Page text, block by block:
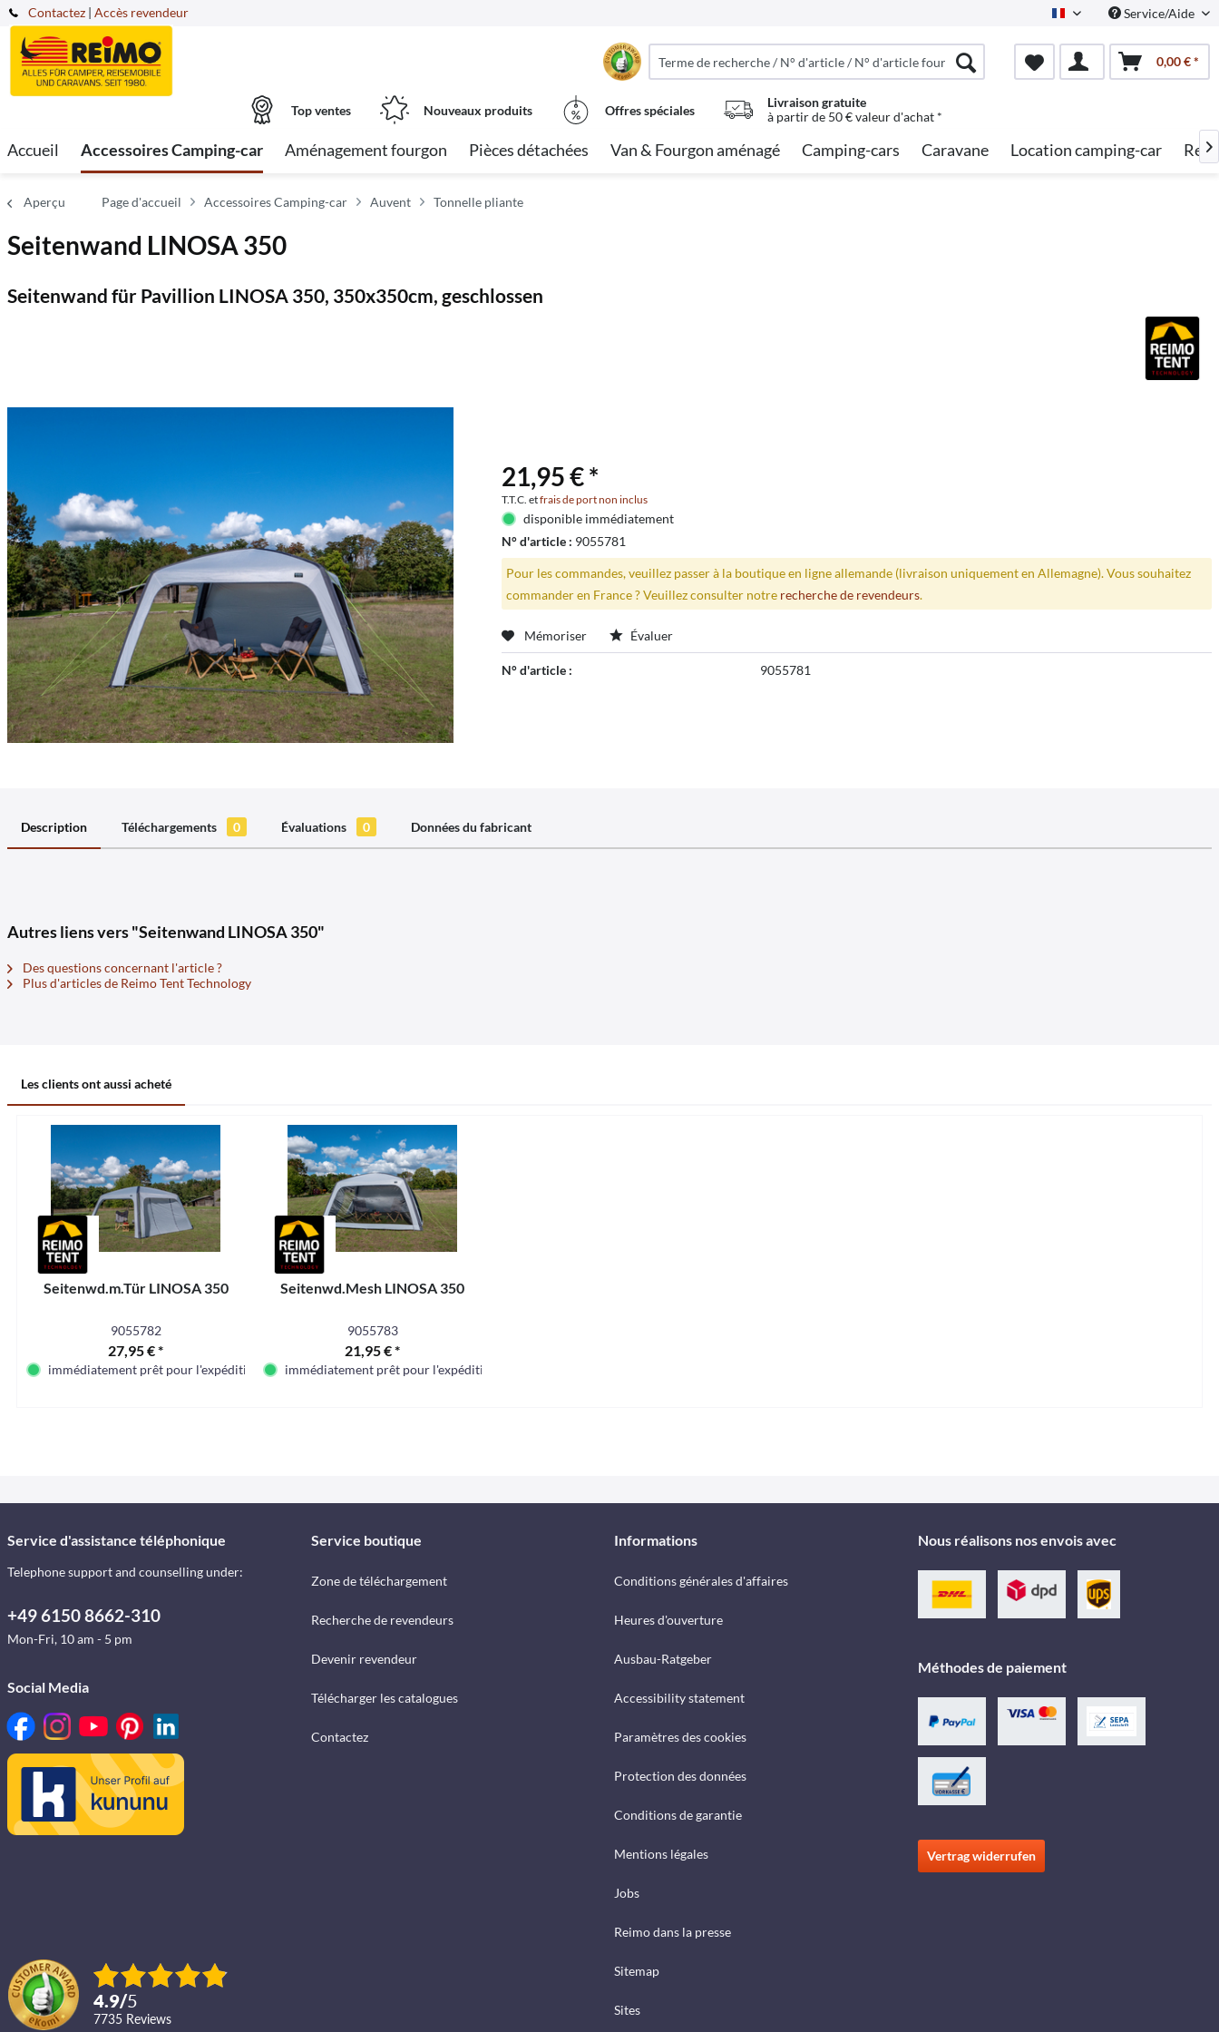
Contactez French Service/Aide
| Accès revendeur
0,00 € *
Top ventes Nouveaux produits Offres spéciales
Livraison gratuite
à partir de 50 € valeur d'achat *
Accueil Accessoires Camping-car Aménagement fourgon Pièces détachées Van & Fourgon aménagé Camping-cars Caravane Location camping-car 
Aperçu Page d'accueil Accessoires Camping-car Auvent Tonnelle pliante
Seitenwand LINOSA 350
Seitenwand für Pavillion LINOSA 350, 350x350cm, geschlossen
21,95 € *
T.T.C. etfrais de port non inclus
disponible immédiatement
N° d'article : 9055781
Pour les commandes, veuillez passer à la boutique en ligne allemande (livraison uniquement en Allemagne). Vous souhaitez
commander en France ? Veuillez consulter notre recherche de revendeurs.
Mémoriser Évaluer
N° d'article : 9055781
Description Téléchargements 0 Évaluations 0 Données du fabricant
Autres liens vers "Seitenwand LINOSA 350"
Des questions concernant l'article ?
Plus d'articles de Reimo Tent Technology
Les clients ont aussi acheté
Seitenwd.m.Tür LINOSA 350
9055782
27,95 € *
immédiatement prêt pour l'expédition
Seitenwd.Mesh LINOSA 350
9055783
21,95 € *
immédiatement prêt pour l'expédition
Service d'assistance téléphonique
Telephone support and counselling under:
+49 6150 8662-310
Mon-Fri, 10 am - 5 pm
Social Media
4.9/5
7735 reviews
Service boutique
Zone de téléchargement
Recherche de revendeurs
Devenir revendeur
Télécharger les catalogues
Contactez
Informations
Conditions générales d'affaires
Heures d'ouverture
Ausbau-Ratgeber
Accessibility statement
Paramètres des cookies
Protection des données
Conditions de garantie
Mentions légales
Jobs
Reimo dans la presse
Sitemap
Sites
Nous réalisons nos envois avec
Méthodes de paiement
Vertrag widerrufen